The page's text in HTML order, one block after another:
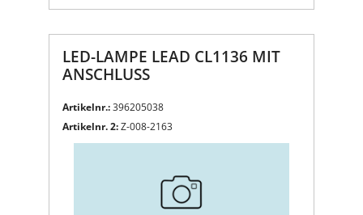
LED-LAMPE LEAD CL1136 MIT
ANSCHLUSS
Artikelnr.:396205038
Artikelnr. 2:Z-008-2163